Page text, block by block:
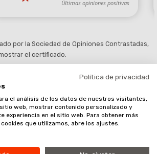
por la Sociedad de Opiniones Contrastadas,
el certificado.
EPI SL, todos los derechos reservados.
Política de privacidad
el análisis de los datos de nuestros visitantes,
web, mostrar contenido personalizado y
experiencia en el sitio web. Para obtener más
que utilizamos, abre los ajustes.